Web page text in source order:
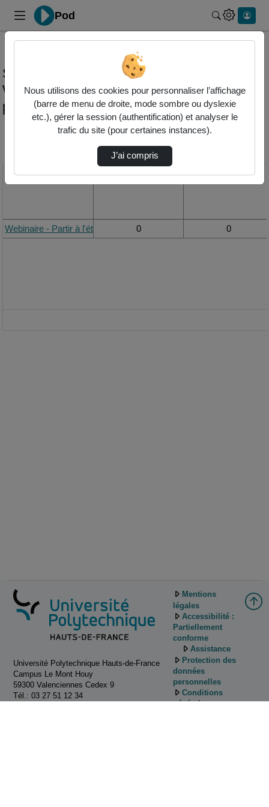
Pod
Statistiques de visualisation de la vidéo
Webinaire - partir à l'étranger grâce au
programme vacances-travail
Titre Vue de la journée Vue du mois
Webinaire - Partir à l'étranger grâce au Programme Vacances-
0 0
Université Polytechnique Hauts-de-France
Campus Le Mont Houy
59300 Valenciennes Cedex 9
Tél.: 03 27 51 12 34
Mentions
légales
Accessibilité :
Partiellement
conforme
Assistance
Protection des
données
personnelles
Conditions
générales
Nous utilisons des cookies pour personnaliser l’affichage
(barre de menu de droite, mode sombre ou dyslexie
etc.), gérer la session (authentification) et analyser le
trafic du site (pour certaines instances).
J’ai compris